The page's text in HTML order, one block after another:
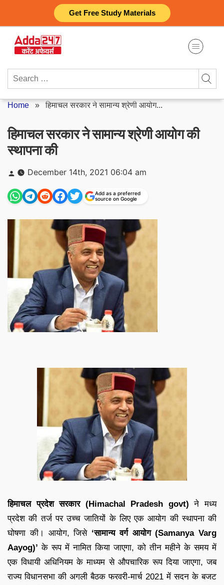
Get Free Study Materials
content
Search
Home »हिमाचल सरकार ने सामान्य श्रेणी आयोग...
हिमाचल सरकार ने सामान्य श्रेणी आयोग की
स्थापना की
Posted
by
December 14th, 2021 06:04 am
Add as a preferred
source on Google
हिमाचल प्रदेश सरकार (Himachal Pradesh govt) ने मध्य
प्रदेश की तर्ज पर उच्च जातियों के लिए एक आयोग की स्थापना की
घोषणा की। आयोग, जिसे ‘सामान्य वर्ग आयोग (Samanya Varg
Aayog)’ के रूप में नामित किया जाएगा, को तीन महीने के समय में
एक विधायी अधिनियम के माध्यम से औपचारिक रूप दिया जाएगा, जब
राज्य विधानसभा की अगली बैठक फरवरी-मार्च 2021 में सदन के बजट